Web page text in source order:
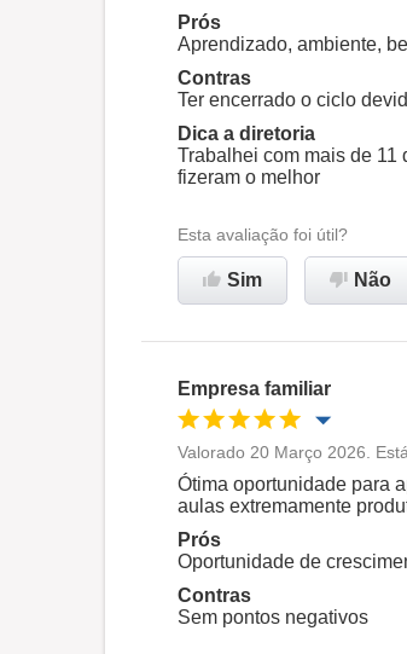
Ambiente de trabalho
Recomenda esta
Prós
Aprendizado, ambiente,
Contras
Ter encerrado o ciclo
Dica a diretoria
Trabalhei com mais de 11
fizeram o melhor
Esta avaliação foi útil?
Sim Não
Empresa familiar
Oportunidade de
Ambiente de trabalho
Recomenda esta
Valorado 20 Março 2026.
Ótima oportunidade para
aulas extremamente
Prós
Oportunidade de
Contras
Sem pontos negativos